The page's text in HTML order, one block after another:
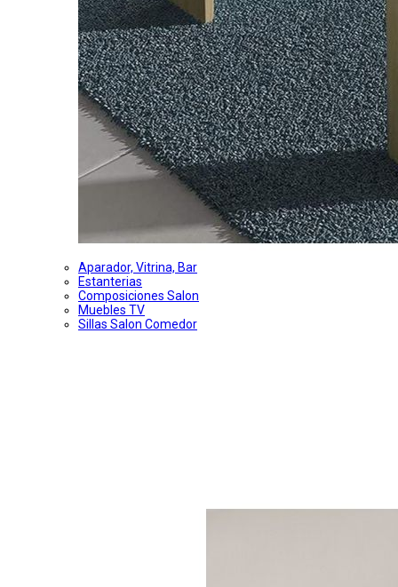
Aparador, Vitrina, Bar
Estanterias
Composiciones Salon
Muebles TV
Sillas Salon Comedor